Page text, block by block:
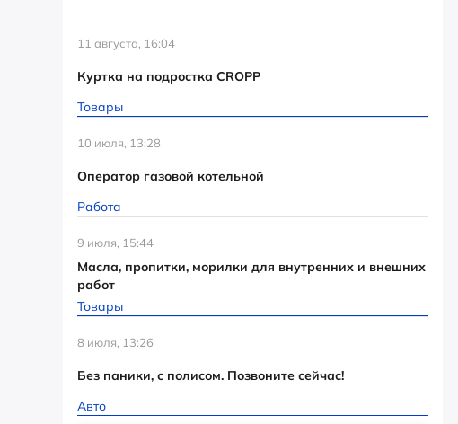
11 августа, 16:04
Куртка на подростка CROPP
Товары
10 июля, 13:28
Оператор газовой котельной
Работа
9 июля, 15:44
Масла, пропитки, морилки для внутренних и внешних
работ
Товары
8 июля, 13:26
Без паники, с полисом. Позвоните сейчас!
Авто